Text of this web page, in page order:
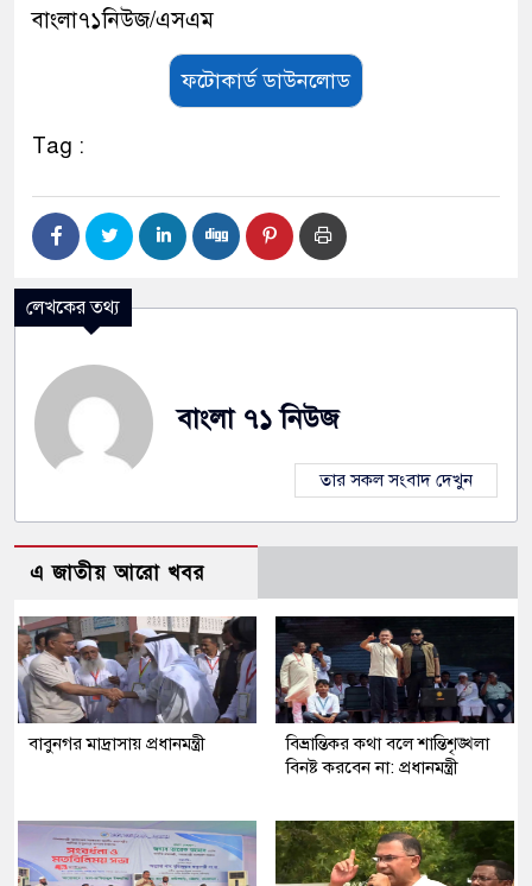
বাংলা৭১নিউজ/এসএম
ফটোকার্ড ডাউনলোড
Tag :
লেখকের তথ্য
বাংলা ৭১ নিউজ
তার সকল সংবাদ দেখুন
এ জাতীয় আরো খবর
বাবুনগর মাদ্রাসায় প্রধানমন্ত্রী
বিভ্রান্তিকর কথা বলে শান্তিশৃঙ্খলা
বিনষ্ট করবেন না: প্রধানমন্ত্রী